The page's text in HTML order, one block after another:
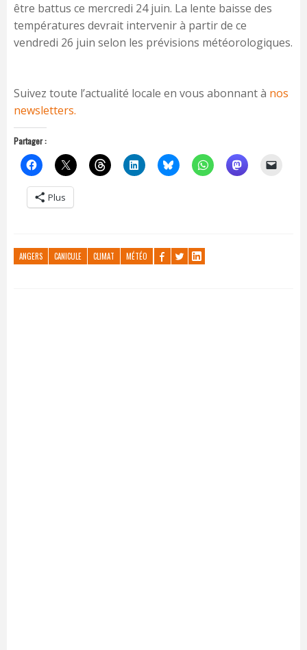
être battus ce mercredi 24 juin. La lente baisse des
températures devrait intervenir à partir de ce
vendredi 26 juin selon les prévisions météorologiques.
Suivez toute l’actualité locale en vous abonnant à nos
newsletters.
Partager :
Plus
ANGERS CANICULE CLIMAT MÉTÉO